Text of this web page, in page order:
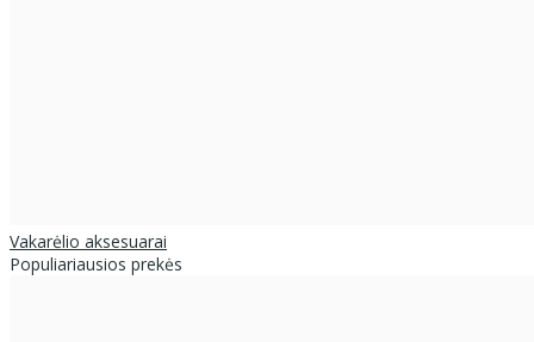
Vakarėlio aksesuarai
Populiariausios prekės